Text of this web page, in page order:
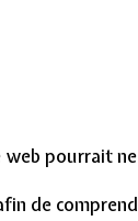
web pourrait
de